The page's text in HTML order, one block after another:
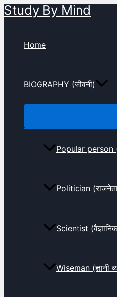
Skip
Study By Mind
Home
BIOGRAPHY (जीवनी)
Popular person
Politician
Scientist
Wiseman (ज्ञानी